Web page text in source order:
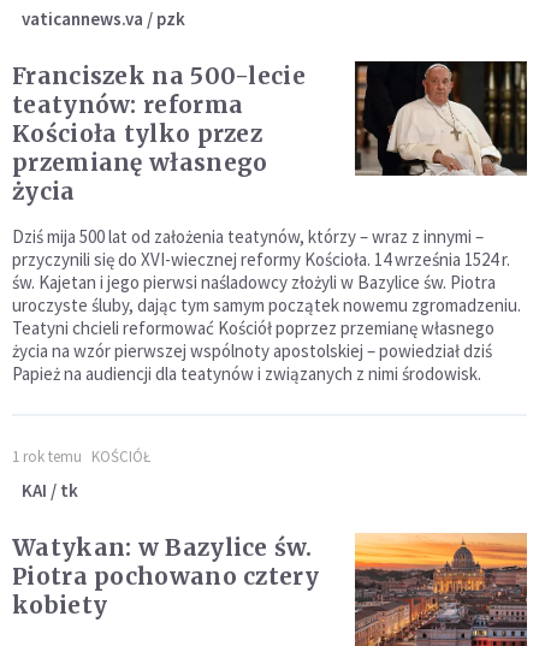
vaticannews.va / pzk
Franciszek na 500-lecie
teatynów: reforma
Kościoła tylko przez
przemianę własnego
życia
Dziś mija 500 lat od założenia teatynów, którzy – wraz z innymi –
przyczynili się do XVI-wiecznej reformy Kościoła. 14 września 1524 r.
św. Kajetan i jego pierwsi naśladowcy złożyli w Bazylice św. Piotra
uroczyste śluby, dając tym samym początek nowemu zgromadzeniu.
Teatyni chcieli reformować Kościół poprzez przemianę własnego
życia na wzór pierwszej wspólnoty apostolskiej – powiedział dziś
Papież na audiencji dla teatynów i związanych z nimi środowisk.
1 rok temu KOŚCIÓŁ
KAI / tk
Watykan: w Bazylice św.
Piotra pochowano cztery
kobiety